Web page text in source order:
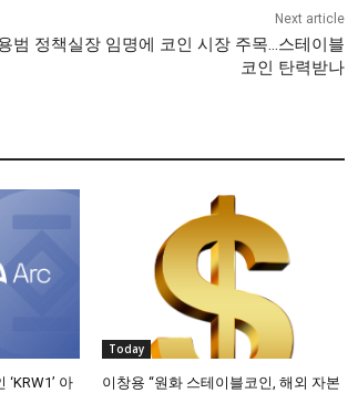
Next article
범 정책실장 임명에 코인 시장 주목…스테이블
코인 탄력받나
아
Today
이창용 “원화 스테이블코인, 해외 자본